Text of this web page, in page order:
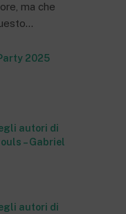
ma che
2025
autori di
– Gabriel
autori di